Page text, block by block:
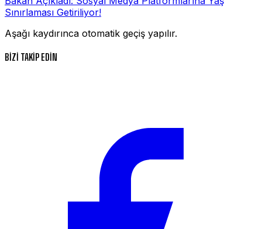
Sınırlaması Getiriliyor!
Aşağı kaydırınca otomatik geçiş yapılır.
BİZİ TAKİP EDİN